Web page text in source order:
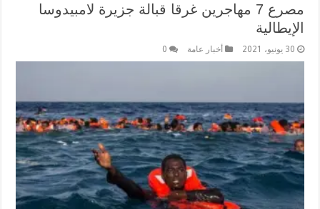
مصرع 7 مهاجرين غرقا قبالة جزيرة لامبيدوسا
الإيطالية
30 يونيو، 2021 أخبار عامة 0